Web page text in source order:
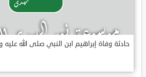
حادثة وفاة إبراهيم ابن النبي صلى الله